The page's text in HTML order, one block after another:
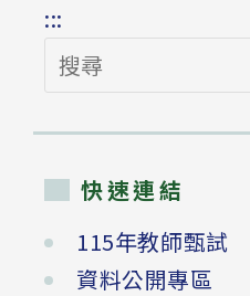
:::
搜
尋
快速連結
115年教師甄試
資料公開專區